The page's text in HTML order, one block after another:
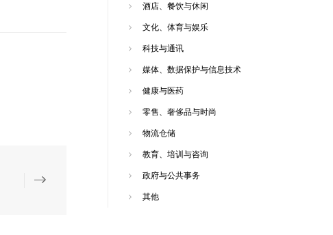
酒店、餐饮与休闲
文化、体育与娱乐
科技与通讯
媒体、数据保护与信息技术
健康与医药
零售、奢侈品与时尚
物流仓储
教育、培训与咨询
政府与公共事务
其他